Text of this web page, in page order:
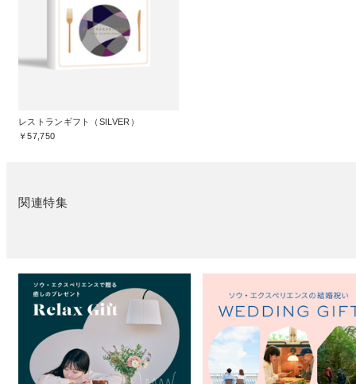
レストランギフト（SILVER）
￥57,750
関連特集